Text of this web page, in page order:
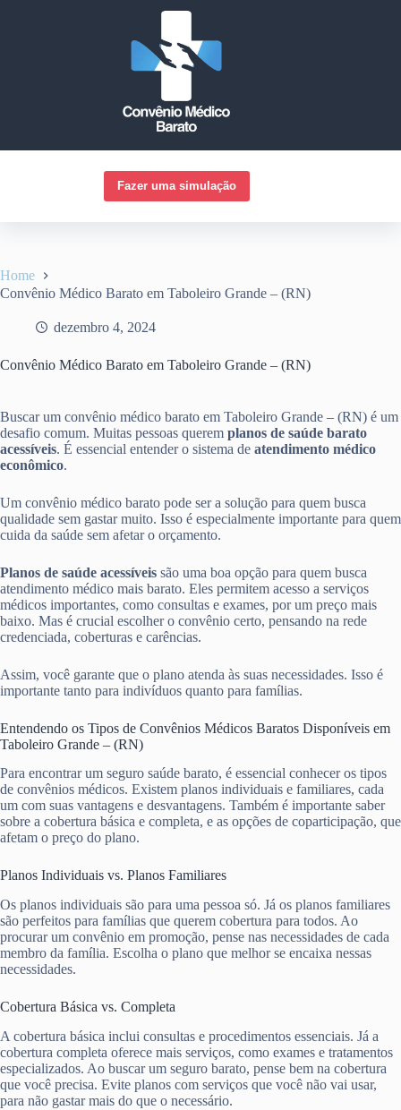
Fazer uma simulação
Home
Convênio Médico Barato em Taboleiro Grande – (RN)
dezembro 4, 2024
Convênio Médico Barato em Taboleiro Grande – (RN)
Buscar um convênio médico barato em Taboleiro Grande – (RN) é um
desafio comum. Muitas pessoas querem planos de saúde barato
acessíveis. É essencial entender o sistema de atendimento médico
econômico.
Um convênio médico barato pode ser a solução para quem busca
qualidade sem gastar muito. Isso é especialmente importante para quem
cuida da saúde sem afetar o orçamento.
Planos de saúde acessíveis são uma boa opção para quem busca
atendimento médico mais barato. Eles permitem acesso a serviços
médicos importantes, como consultas e exames, por um preço mais
baixo. Mas é crucial escolher o convênio certo, pensando na rede
credenciada, coberturas e carências.
Assim, você garante que o plano atenda às suas necessidades. Isso é
importante tanto para indivíduos quanto para famílias.
Entendendo os Tipos de Convênios Médicos Baratos Disponíveis em
Taboleiro Grande – (RN)
Para encontrar um seguro saúde barato, é essencial conhecer os tipos
de convênios médicos. Existem planos individuais e familiares, cada
um com suas vantagens e desvantagens. Também é importante saber
sobre a cobertura básica e completa, e as opções de coparticipação, que
afetam o preço do plano.
Planos Individuais vs. Planos Familiares
Os planos individuais são para uma pessoa só. Já os planos familiares
são perfeitos para famílias que querem cobertura para todos. Ao
procurar um convênio em promoção, pense nas necessidades de cada
membro da família. Escolha o plano que melhor se encaixa nessas
necessidades.
Cobertura Básica vs. Completa
A cobertura básica inclui consultas e procedimentos essenciais. Já a
cobertura completa oferece mais serviços, como exames e tratamentos
especializados. Ao buscar um seguro barato, pense bem na cobertura
que você precisa. Evite planos com serviços que você não vai usar,
para não gastar mais do que o necessário.